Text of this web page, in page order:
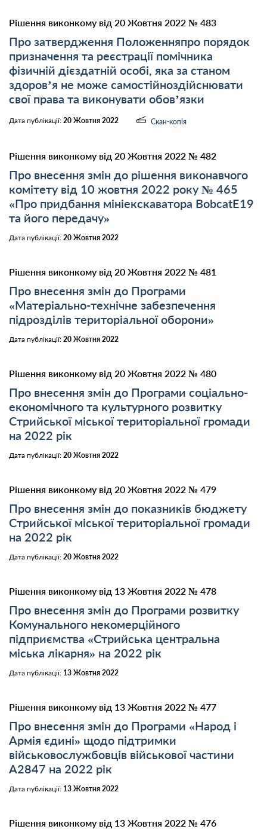
Рішення виконкому від 20 Жовтня 2022 № 483
Про затвердження Положенняпро порядок
призначення та реєстрації помічника
фізичній дієздатній особі, яка за станом
здоров’я не може самостійноздійснювати
свої права та виконувати обов’язки
Дата публікації: 20 Жовтня 2022 Скан-копія
Рішення виконкому від 20 Жовтня 2022 № 482
Про внесення змін до рішення виконавчого
комітету від 10 жовтня 2022 року № 465
«Про придбання мініекскаватора BobcatE19
та його передачу»
Дата публікації: 20 Жовтня 2022
Рішення виконкому від 20 Жовтня 2022 № 481
Про внесення змін до Програми
«Матеріально-технічне забезпечення
підрозділів територіальної оборони»
Дата публікації: 20 Жовтня 2022
Рішення виконкому від 20 Жовтня 2022 № 480
Про внесення змін до Програми соціально-
економічного та культурного розвитку
Стрийської міської територіальної громади
на 2022 рік
Дата публікації: 20 Жовтня 2022
Рішення виконкому від 20 Жовтня 2022 № 479
Про внесення змін до показників бюджету
Стрийської міської територіальної громади
на 2022 рік
Дата публікації: 20 Жовтня 2022
Рішення виконкому від 13 Жовтня 2022 № 478
Про внесення змін до Програми розвитку
Комунального некомерційного
підприємства «Стрийська центральна
міська лікарня» на 2022 рік
Дата публікації: 13 Жовтня 2022
Рішення виконкому від 13 Жовтня 2022 № 477
Про внесення змін до Програми «Народ і
Армія єдині» щодо підтримки
військовослужбовців військової частини
А2847 на 2022 рік
Дата публікації: 13 Жовтня 2022
Рішення виконкому від 13 Жовтня 2022 № 476